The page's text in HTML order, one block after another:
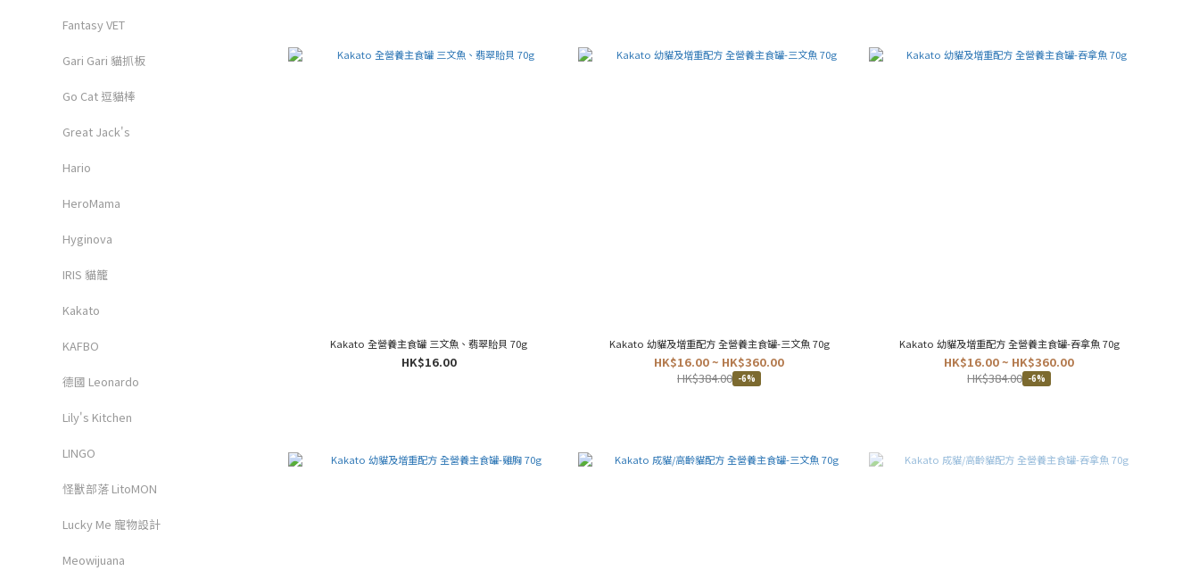
Fantasy VET
Gari Gari 貓抓板
Go Cat 逗貓棒
Great Jack's
Hario
HeroMama
Hyginova
IRIS 貓籠
Kakato
KAFBO
德國 Leonardo
Lily's Kitchen
LINGO
怪獸部落 LitoMON
Lucky Me 寵物設計
Meowijuana
Kakato 全營養主食罐 三文魚、翡翠貽貝 70g
HK$16.00
Kakato 幼貓及增重配方 全營養主食罐-三文魚 70g
HK$16.00 ~ HK$360.00
HK$384.00 -6%
Kakato 幼貓及增重配方 全營養主食罐-吞拿魚 70g
HK$16.00 ~ HK$360.00
HK$384.00 -6%